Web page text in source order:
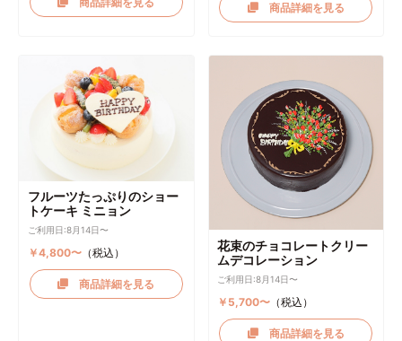
商品詳細を見る
フルーツたっぷりのショー
トケーキ ミニョン
ご利用日:8月14日〜
￥4,800〜（税込）
商品詳細を見る
花束のチョコレートクリー
ムデコレーション
ご利用日:8月14日〜
￥5,700〜 （税込）
商品詳細を見る